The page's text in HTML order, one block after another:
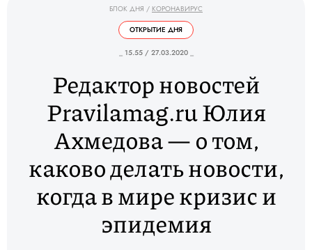
БЛОК ДНЯ / КОРОНАВИРУС
ОТКРЫТИЕ ДНЯ
_ 15.55 / 27.03.2020 _
Редактор новостей
Pravilamag.ru Юлия
Ахмедова — о том,
каково делать новости,
когда в мире кризис и
эпидемия